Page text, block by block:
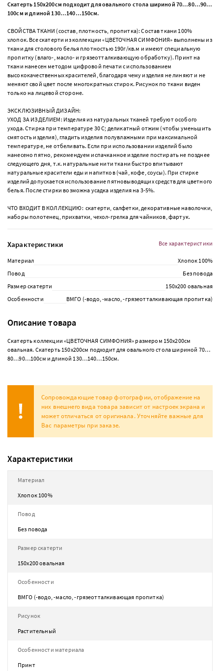
Скатерть 150х200см подходит для овального стола шириной 70…80…90…
100см и длиной 130…140…150см.
СВОЙСТВА ТКАНИ (состав, плотность, пропитка): Состав ткани 100%
хлопок. Все скатерти из коллекции «ЦВЕТОЧНАЯ СИМФОНИЯ» выполнены из
ткани для столового белья плотностью 190г/кв.м и имеют специальную
пропитку (влаго-, масло- и грязеотталкивающую обработку). Принт на
ткани нанесен методом цифровой печати с использованием
высококачественных красителей, благодаря чему изделия не линяют и не
меняют свой цвет после многократных стирок. Рисунок по ткани виден
только на лицевой стороне.
ЭКСКЛЮЗИВНЫЙ ДИЗАЙН:
УХОД ЗА ИЗДЕЛИЕМ: Изделия из натуральных тканей требуют особого
ухода. Стирка при температуре 30 С; деликатный отжим (чтобы уменьшить
смятость изделия), гладить изделия полувлажными при максимальной
температуре, не отбеливать. Если при использовании изделий было
нанесено пятно, рекомендуем испачканное изделие постирать не позднее
следующего дня, т.к. натуральные нити ткани быстро впитывают
натуральные красители еды и напитков (чай, кофе, соусы). При стирке
изделий допускается использование пятновыводящих средств для цветного
белья. После стирки возможна усадка изделия на 3-5%.
ЧТО ВХОДИТ В КОЛЛЕКЦИЮ: скатерти, салфетки, декоративные наволочки,
наборы полотенец, прихватки, чехол-грелка для чайников, фартук.
Характеристики
Материал
Хлопок 100%
Повод
Без повода
Размер скатерти
150х200 овальная
Особенности
ВМГО (-водо, -масло, -грязеотталкивающая пропитка)
Все характеристики
Описание товара
Скатерть коллекции «ЦВЕТОЧНАЯ СИМФОНИЯ» размером 150х200см
овальная. Скатерть 150х200см подходит для овального стола шириной 70…
80…90…100см и длиной 130…140…150см.
Сопровождающие товар фотографии, отображение на
них внешнего вида товара зависит от настроек экрана и
может отличаться от оригинала. Уточняйте важные для
Вас параметры при заказе.
Характеристики
Материал
Хлопок 100%
Повод
Без повода
Размер скатерти
150х200 овальная
Особенности
ВМГО (-водо, -масло, -грязеотталкивающая пропитка)
Рисунок
Растительный
Особенности материала
Принт